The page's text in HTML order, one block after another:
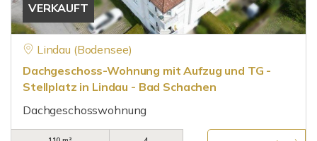
VERKAUFT
Lindau (Bodensee)
Dachgeschoss-Wohnung mit Aufzug und TG -
Stellplatz in Lindau - Bad Schachen
Dachgeschosswohnung